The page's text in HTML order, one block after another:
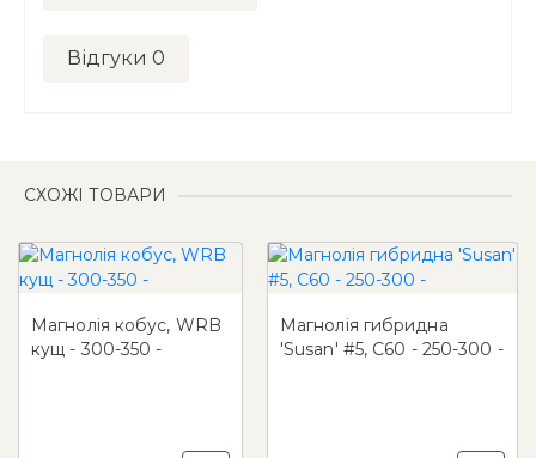
Відгуки 0
СХОЖІ ТОВАРИ
Магнолія кобус, WRB
кущ - 300-350 -
Магнолія гибридна
'Susan' #5, С60 - 250-300 -